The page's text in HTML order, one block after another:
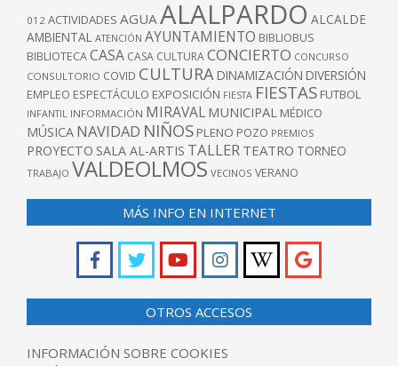
012 ACTIVIDADES AGUAALALPARDO ALCALDE
AMBIENTAL ATENCIÓN AYUNTAMIENTO BIBLIOBUS
BIBLIOTECACASA CASA CULTURACONCIERTO CONCURSO
CONSULTORIO COVID CULTURA DINAMIZACIÓN DIVERSIÓN
EMPLEO ESPECTÁCULO EXPOSICIÓN FIESTA FIESTAS FUTBOL
INFANTIL INFORMACIÓN MIRAVAL MUNICIPAL MÉDICO
MÚSICA NAVIDAD NIÑOS PLENO POZO PREMIOS
PROYECTO SALA AL-ARTIS TALLER TEATRO TORNEO
TRABAJO VALDEOLMOS VECINOS VERANO
MÁS INFO EN INTERNET
OTROS ACCESOS
INFORMACIÓN SOBRE COOKIES